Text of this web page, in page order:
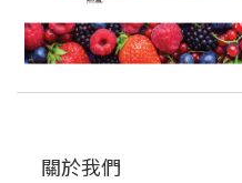
關於我們